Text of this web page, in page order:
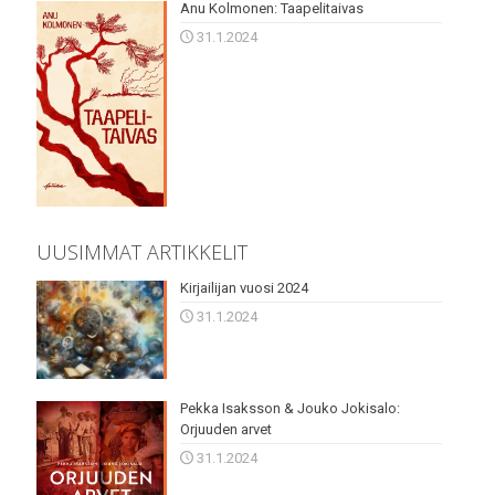
Anu Kolmonen: Taapelitaivas
31.1.2024
UUSIMMAT ARTIKKELIT
Kirjailijan vuosi 2024
31.1.2024
Pekka Isaksson & Jouko Jokisalo:
Orjuuden arvet
31.1.2024